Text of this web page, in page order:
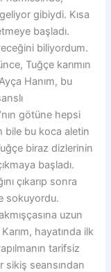
gibiydi. Kısa
başladı.
biliyordum.
Tuğçe karımın
Hanım, bu
götüne hepsi
bile bu koca aletin
biraz dizlerinin
başladı.
çıkarıp sonra
sokuyordu.
uzun
hayatında ilk
tarifsiz
sikiş seansından